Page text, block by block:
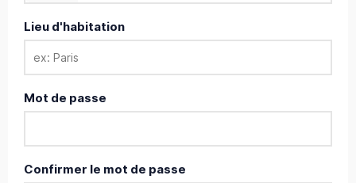
Lieu d'habitation
Mot de passe
Confirmer le mot de passe